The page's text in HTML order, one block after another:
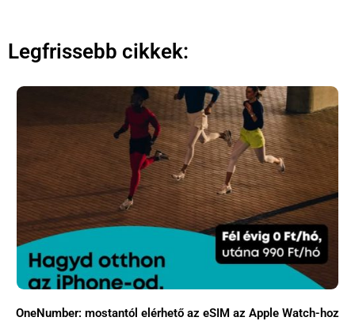
Legfrissebb cikkek:
OneNumber: mostantól elérhető az eSIM az Apple Watch-hoz